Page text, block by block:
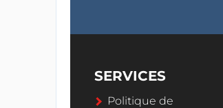
SERVICES
Politique de